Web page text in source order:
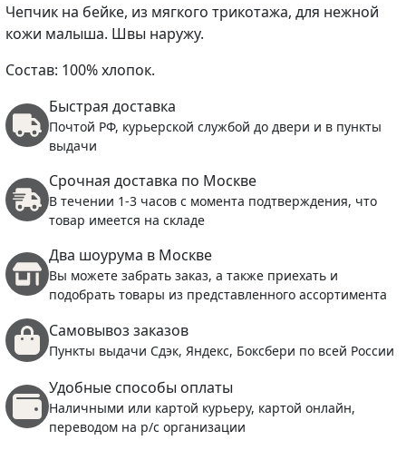
Чепчик на бейке, из мягкого трикотажа, для нежной
кожи малыша. Швы наружу.
Состав: 100% хлопок.
Быстрая доставка
Почтой РФ, курьерской службой до двери и в пункты
выдачи
Срочная доставка по Москве
В течении 1-3 часов с момента подтверждения, что
товар имеется на складе
Два шоурума в Москве
Вы можете забрать заказ, а также приехать и
подобрать товары из представленного ассортимента
Самовывоз заказов
Пункты выдачи Сдэк, Яндекс, Боксбери по всей России
Удобные способы оплаты
Наличными или картой курьеру, картой онлайн,
переводом на р/с организации